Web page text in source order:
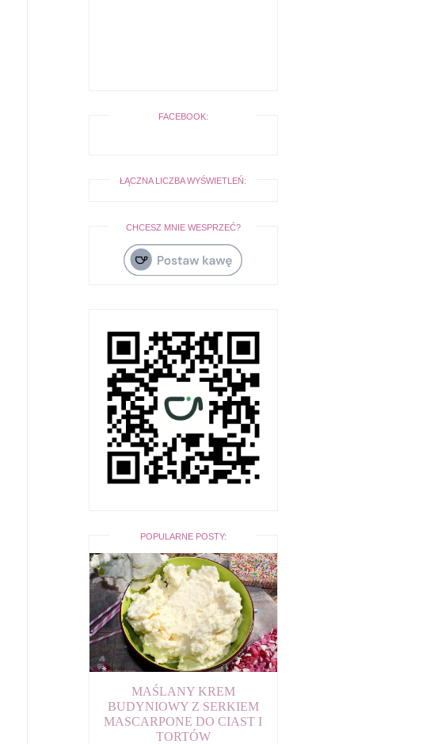
FACEBOOK:
ŁĄCZNA LICZBA WYŚWIETLEŃ:
CHCESZ MNIE WESPRZEĆ?
POPULARNE POSTY:
MAŚLANY KREM
BUDYNIOWY Z SERKIEM
MASCARPONE DO CIAST I
TORTÓW